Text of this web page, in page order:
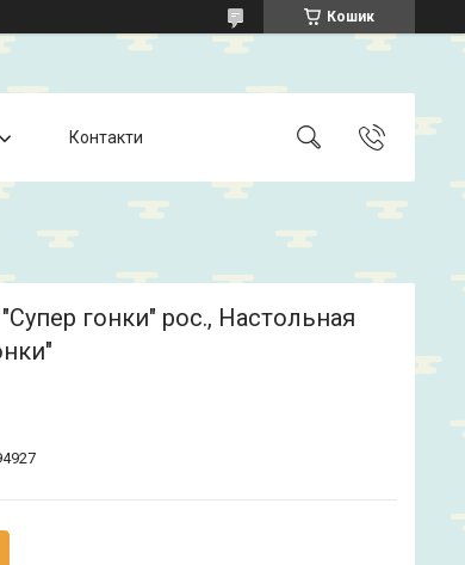
Кошик
Контакти
"Супер гонки" рос., Настольная